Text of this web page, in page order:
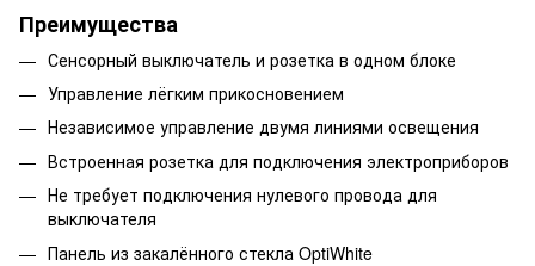
Преимущества
Сенсорный выключатель и розетка в одном блоке
Управление лёгким прикосновением
Независимое управление двумя линиями освещения
Встроенная розетка для подключения электроприборов
Не требует подключения нулевого провода для
выключателя
Панель из закалённого стекла OptiWhite